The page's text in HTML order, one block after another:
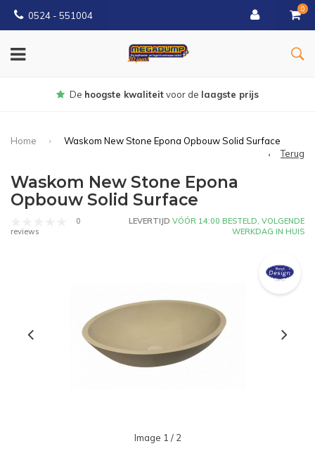
0524 - 551004
0
Gratisbezorgd vanaf €150
Home
Waskom New Stone Epona Opbouw Solid Surface
Terug
Waskom New Stone Epona
Opbouw Solid Surface
0
reviews
LEVERTIJD VÓÓR 14:00 BESTELD, VOLGENDE
WERKDAG IN HUIS
Image 1 / 2